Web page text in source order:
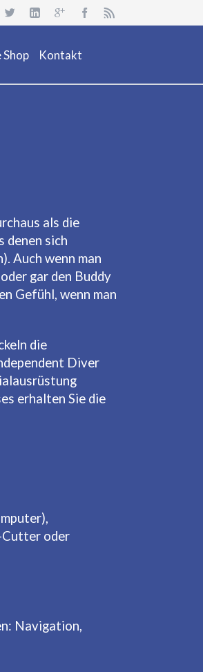
Kontakt
als die
denen sich
Auch wenn man
gar den Buddy
Gefühl, wenn man
die
Diver
erhalten Sie die
Cutter oder
Navigation,